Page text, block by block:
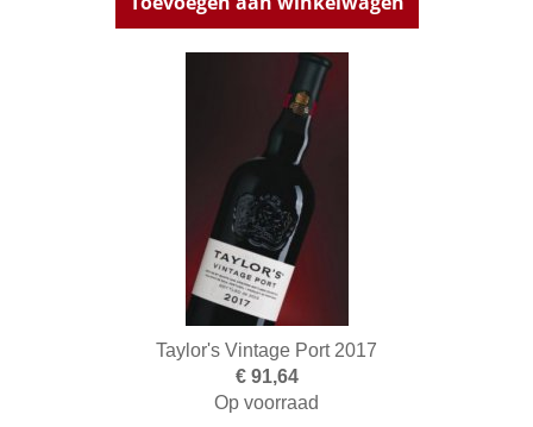
Taylor's Vintage Port 2017
€ 91,64
Op voorraad